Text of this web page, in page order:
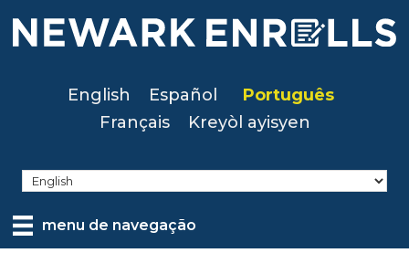
Skip
English Español
Português
Français
Kreyòl ayisyen
menu de navegação